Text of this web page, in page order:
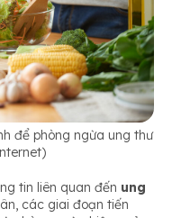
để phòng ngừa ung thư
tin liên quan đến ung
các giai đoạn tiến